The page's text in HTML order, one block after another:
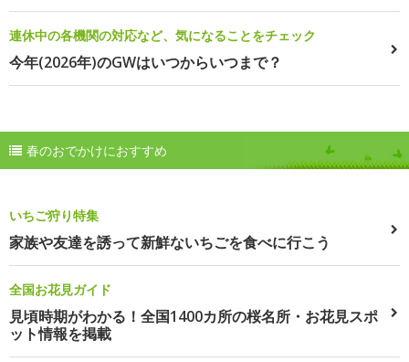
連休中の各機関の対応など、気になることをチェック
今年(2026年)のGWはいつからいつまで？
春のおでかけにおすすめ
いちご狩り特集
家族や友達を誘って新鮮ないちごを食べに行こう
全国お花見ガイド
見頃時期がわかる！全国1400カ所の桜名所・お花見スポ
ット情報を掲載